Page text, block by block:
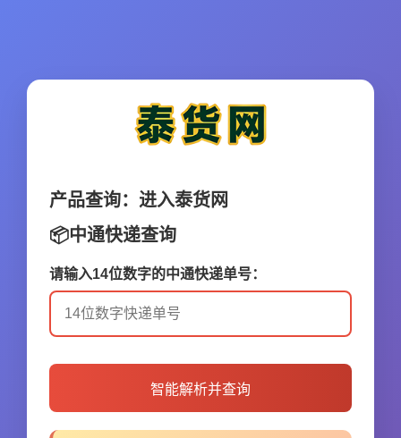
产品查询：进入泰货网
📦中通快递查询
请输入14位数字的中通快递单号：
智能解析并查询